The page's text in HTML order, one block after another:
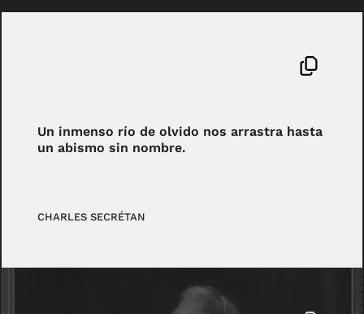
Un inmenso río de olvido nos arrastra hasta
un abismo sin nombre.
CHARLES SECRÉTAN